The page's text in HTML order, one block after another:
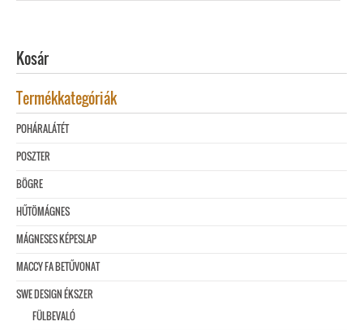
Kosár
Termékkategóriák
POHÁRALÁTÉT
POSZTER
BÖGRE
HŰTÖMÁGNES
MÁGNESES KÉPESLAP
MACCY FA BETŰVONAT
SWE DESIGN ÉKSZER
FÜLBEVALÓ